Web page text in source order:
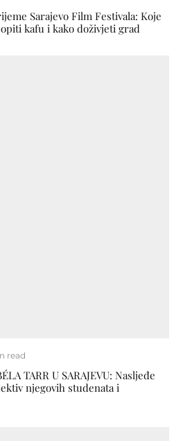
Sarajevo Film Festivala: Koje
kafu i kako doživjeti grad
read
TARR U SARAJEVU: Nasljeđe
njegovih studenata i